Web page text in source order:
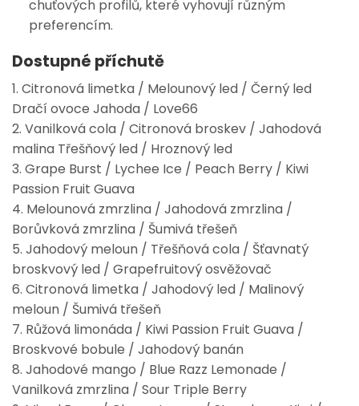
chuťových profilů, které vyhovují různým
preferencím.
Dostupné příchutě
1. Citronová limetka / Melounový led / Černý led
Dračí ovoce Jahoda / Love66
2. Vanilková cola / Citronová broskev / Jahodová
malina Třešňový led / Hroznový led
3. Grape Burst / Lychee Ice / Peach Berry / Kiwi
Passion Fruit Guava
4. Melounová zmrzlina / Jahodová zmrzlina /
Borůvková zmrzlina / Šumivá třešeň
5. Jahodový meloun / Třešňová cola / Šťavnatý
broskvový led / Grapefruitový osvěžovač
6. Citronová limetka / Jahodový led / Malinový
meloun / Šumivá třešeň
7. Růžová limonáda / Kiwi Passion Fruit Guava /
Broskvové bobule / Jahodový banán
8. Jahodové mango / Blue Razz Lemonade /
Vanilková zmrzlina / Sour Triple Berry